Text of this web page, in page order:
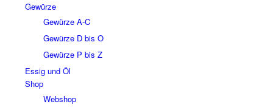
Gewürze
Gewürze A-C
Gewürze D bis O
Gewürze P bis Z
Essig und Öl
Shop
Webshop